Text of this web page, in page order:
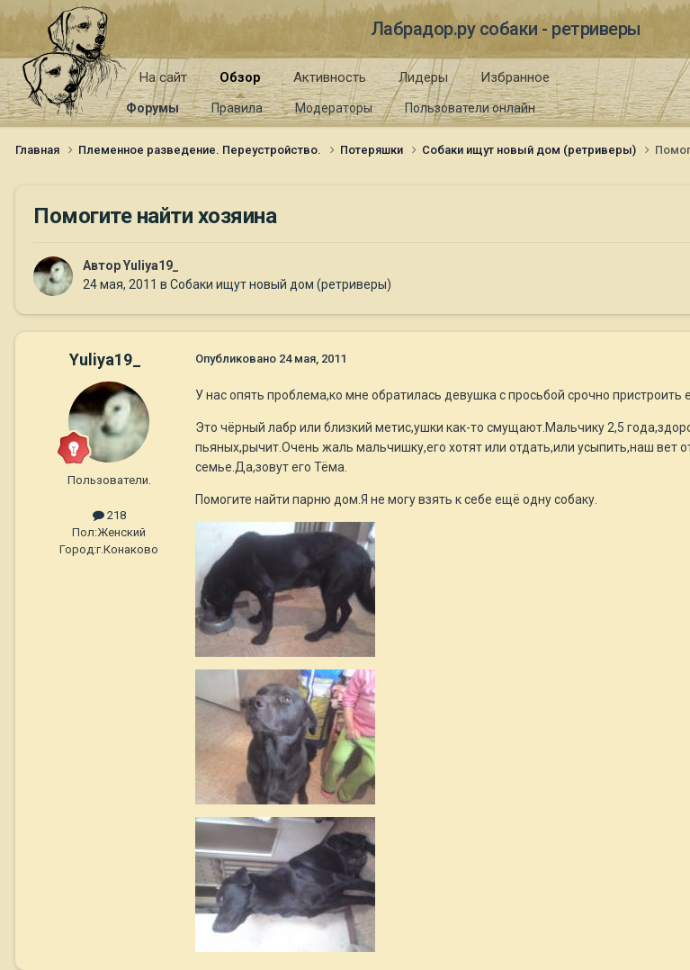
Лабрадор.ру собаки - ретриверы
На сайт Обзор
Форумы Правила Модераторы Пользователи онлайн
Активность Лидеры Избранное
Главная Племенное разведение. Переустройство. Потеряшки Собаки ищут новый дом (ретриверы)
Помогите найти хозяина
АвторYuliya19_
24 мая, 2011 в Собаки ищут новый дом (ретриверы)
Yuliya19_
Пользователи.
218
Пол:Женский
Город:г.Конаково
Опубликовано 24 мая, 2011
У нас опять проблема,ко мне обратилась девушка с просьбой срочно пристроить
Это чёрный лабр или близкий метис,ушки как-то смущают.Мальчику 2,5
пьяных,рычит.Очень жаль мальчишку,его хотят или отдать,или усыпить,наш вет
семье.Да,зовут его Тёма.
Помогите найти парню дом.Я не могу взять к себе ещё одну собаку.